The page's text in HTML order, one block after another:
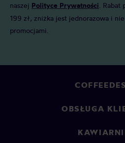
naszej Polityce Prywatności .
199 zł, zniżka jest jednorazowa i
promocjami.
OBSŁUGA